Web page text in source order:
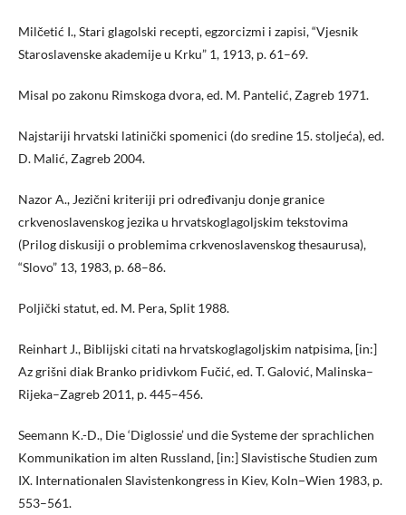
Milčetić I., Stari glagolski recepti, egzorcizmi i zapisi, “Vjesnik
Staroslavenske akademije u Krku” 1, 1913, p. 61–69.
Misal po zakonu Rimskoga dvora, ed. M. Pantelić, Zagreb 1971.
Najstariji hrvatski latinički spomenici (do sredine 15. stoljeća), ed.
D. Malić, Zagreb 2004.
Nazor A., Jezični kriteriji pri određivanju donje granice
crkvenoslavenskog jezika u hrvatskoglagoljskim tekstovima
(Prilog diskusiji o problemima crkvenoslavenskog thesaurusa),
“Slovo” 13, 1983, p. 68–86.
Poljički statut, ed. M. Pera, Split 1988.
Reinhart J., Biblijski citati na hrvatskoglagoljskim natpisima, [in:]
Az grišni diak Branko pridivkom Fučić, ed. T. Galović, Malinska–
Rijeka–Zagreb 2011, p. 445–456.
Seemann K.-D., Die ‘Diglossie’ und die Systeme der sprachlichen
Kommunikation im alten Russland, [in:] Slavistische Studien zum
IX. Internationalen Slavistenkongress in Kiev, Koln−Wien 1983, p.
553–561.